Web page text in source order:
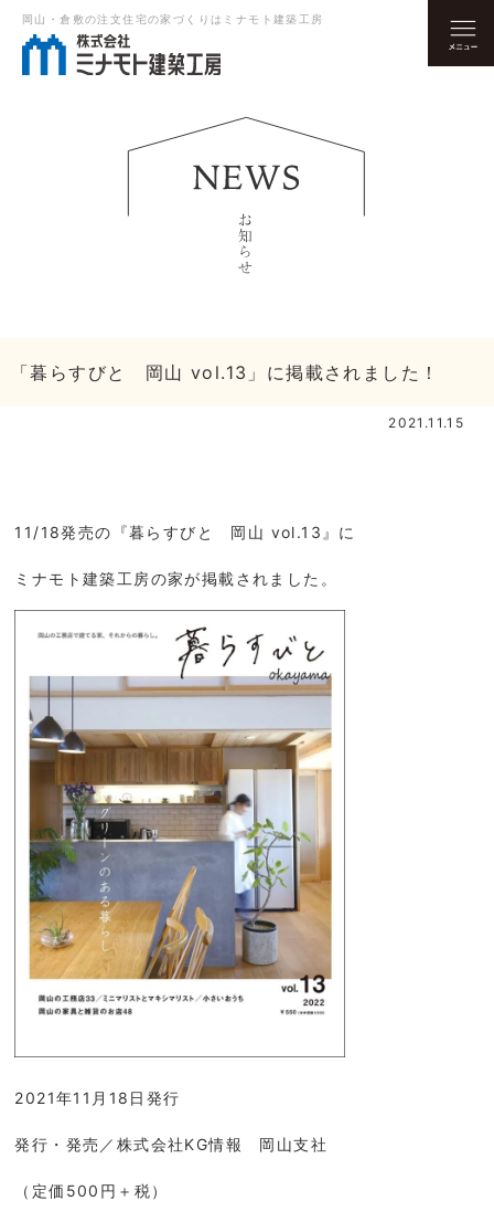
岡山・倉敷の注文住宅の家づくりはミナモト建築工房
「暮らすびと 岡山 vol.13」に掲載されました！
2021.11.15
11/18発売の『暮らすびと 岡山 vol.13』に
ミナモト建築工房の家が掲載されました。
2021年11月18日発行
発行・発売／株式会社KG情報 岡山支社
（定価500円＋税）